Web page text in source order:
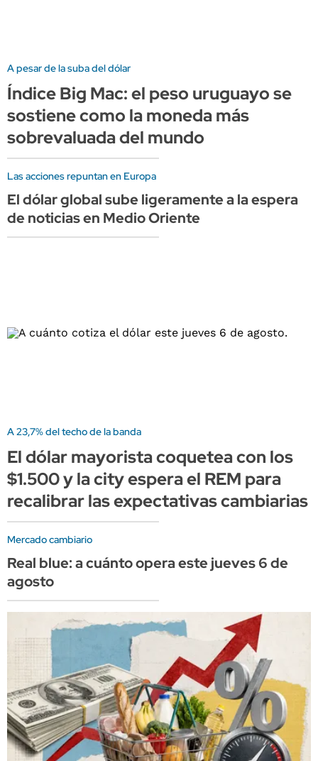
A pesar de la suba del dólar
Índice Big Mac: el peso uruguayo se
sostiene como la moneda más
sobrevaluada del mundo
Las acciones repuntan en Europa
El dólar global sube ligeramente a la espera
de noticias en Medio Oriente
A 23,7% del techo de la banda
El dólar mayorista coquetea con los
$1.500 y la city espera el REM para
recalibrar las expectativas cambiarias
Mercado cambiario
Real blue: a cuánto opera este jueves 6 de
agosto